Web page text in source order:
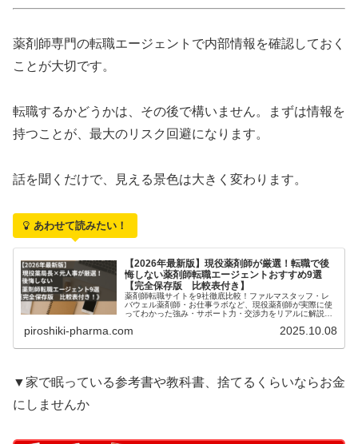
薬剤師専門の転職エージェントで内部情報を確認しておく
ことが大切です。
転職するかどうかは、その後で構いません。まずは情報を
持つことが、最大のリスク回避になります。
話を聞くだけで、見える景色は大きく変わります。
あわせて読みたい！
【2026年最新版】現役薬剤師が厳選！転職で後
悔しない薬剤師転職エージェントおすすめ9選
【完全保存版 比較表付き】
薬剤師転職サイトを9社徹底比較！ファルマスタッフ・レ
バウェル薬剤師・お仕事ラボなど、現役薬剤師が実際に使
ってわかった強み・サポート力・交渉力をリアルに解説。
piroshiki-pharma.com 2025.10.08
▼家で眠っている参考書や教科書、捨てるくらいならお金
にしませんか